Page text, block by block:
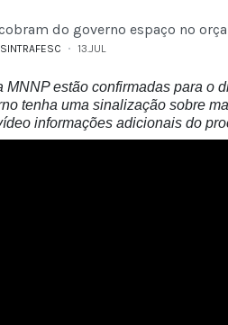
do governo espaço no
SINTRAFESC 13.JUL
MNNP estão confirmadas para o
tenha uma sinalização sobre
informações adicionais do